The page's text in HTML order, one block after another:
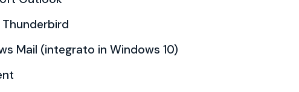
Thunderbird
Mail (integrato in Windows 10)